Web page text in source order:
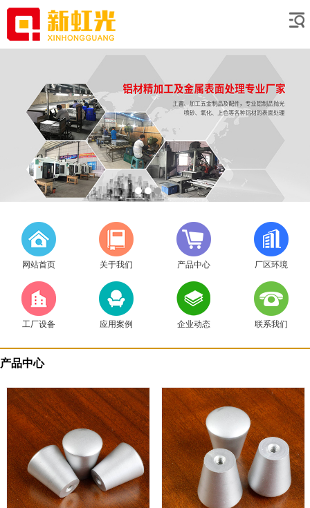
网站首页 关于我们 产品中心 厂区环境
工厂设备 应用案例 企业动态 联系我们
产品中心